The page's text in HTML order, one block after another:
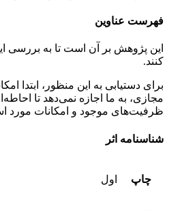
فهرست عناوین
این پژوهش بر آن است تا به بررسی
کنند.
برای دستیابی به این منظور،
مجازی، به ما اجازه نمی‌دهد تا
ظرفیت‌های موجود و امکانات مورد
شناسنامه اثر
چاپ اول